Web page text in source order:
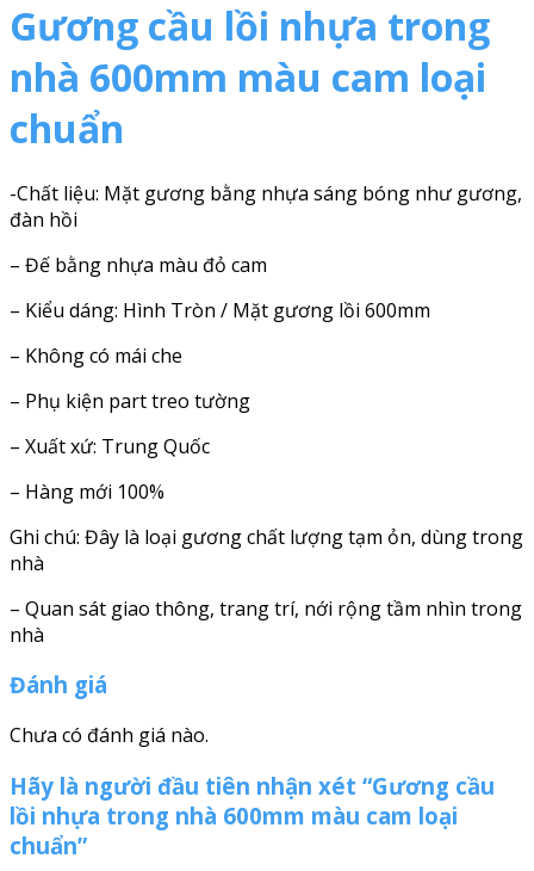
Gương cầu lồi nhựa trong
nhà 600mm màu cam loại
chuẩn
-Chất liệu: Mặt gương bằng nhựa sáng bóng như gương,
đàn hồi
– Đế bằng nhựa màu đỏ cam
– Kiểu dáng: Hình Tròn / Mặt gương lồi 600mm
– Không có mái che
– Phụ kiện part treo tường
– Xuất xứ: Trung Quốc
– Hàng mới 100%
Ghi chú: Đây là loại gương chất lượng tạm ỏn, dùng trong
nhà
– Quan sát giao thông, trang trí, nới rộng tầm nhìn trong
nhà
Đánh giá
Chưa có đánh giá nào.
Hãy là người đầu tiên nhận xét “Gương cầu
lồi nhựa trong nhà 600mm màu cam loại
chuẩn”